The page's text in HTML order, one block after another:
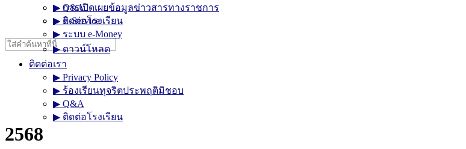
▶︎ การเปิดเผยข้อมูลข่าวสารทางราชการ
▶︎ E-Service
▶︎ ระบบ e-Money
▶︎ ดาวน์โหลด
ติดต่อเรา
▶︎ Privacy Policy
▶︎ ร้องเรียนทุจริตประพฤติมิชอบ
▶︎ Q&A
▶︎ ติดต่อโรงเรียน
▶︎ Q&A
▶︎ ติดต่อโรงเรียน
Search
for:
2568